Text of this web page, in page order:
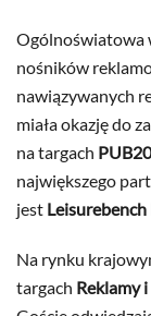
Ogólnoświatowa
nośników
nawiązywanych
miała okazję do
na targach PUB20
największego
jest
Na rynku
targach Reklamy